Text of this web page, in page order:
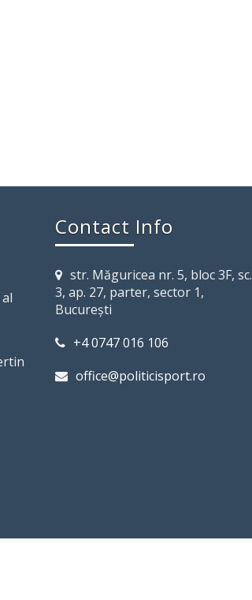
Contact Info
str. Măguricea nr. 5, bloc 3F, sc.
3, ap. 27, parter, sector 1,
Bucureşti
+4 0747 016 106
office@politicisport.ro